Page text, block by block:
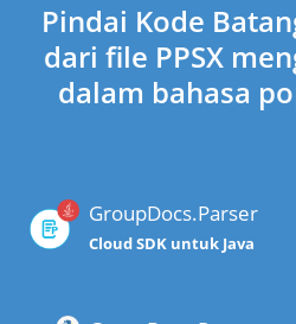
Pindai Kode
dari file PPSX
dalam bahasa
GroupDocs.Parser
Cloud SDK untuk Java